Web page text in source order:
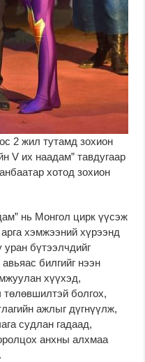
2 жил тутамд зохион
V их наадам” тавдугаар
хотод зохион
нь Монгол цирк үүсэж
хэмжээний хүрээнд
бүтээлчдийг
билгийг нээн
хүүхэд,
төлөвшилтэй болгох,
ажлыг дүгнүүлж,
судлан гадаад,
анхны алхмаа